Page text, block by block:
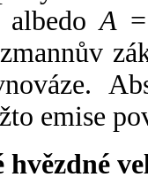
albedoA
emise
hvězdné